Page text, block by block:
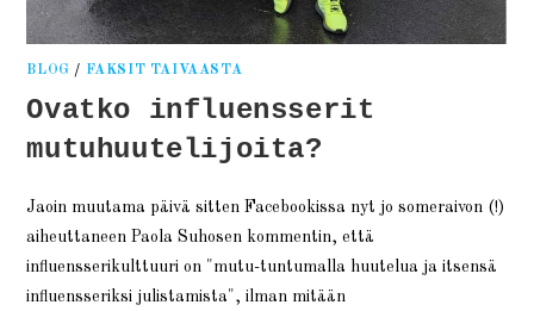
BLOG / FAKSIT TAIVAASTA
Ovatko influensserit
mutuhuutelijoita?
Jaoin muutama päivä sitten Facebookissa nyt jo someraivon (!)
aiheuttaneen Paola Suhosen kommentin, että
influensserikulttuuri on "mutu-tuntumalla huutelua ja itsensä
influensseriksi julistamista", ilman mitään